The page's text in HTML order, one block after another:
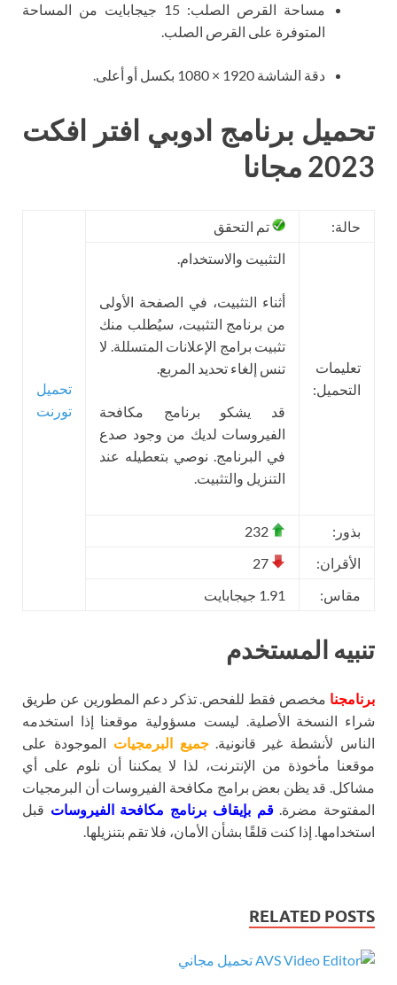
مساحة القرص الصلب: 15 جيجابايت من المساحة
المتوفرة على القرص الصلب.
دقة الشاشة 1920 × 1080 بكسل أو أعلى.
تحميل برنامج ادوبي افتر افكت
2023 مجانا
حالة: تم التحقق
تحميل
تورنت
تعليمات
التحميل:
التثبيت والاستخدام.
أثناء التثبيت، في الصفحة الأولى
من برنامج التثبيت، سيُطلب منك
تثبيت برامج الإعلانات المتسللة. لا
تنس إلغاء تحديد المربع.
قد يشكو برنامج مكافحة
الفيروسات لديك من وجود صدع
في البرنامج. نوصي بتعطيله عند
التنزيل والتثبيت.
بذور:
الأقران:
مقاس:
1.91 جيجابايت
تنبيه المستخدم
برنامجنا مخصص فقط للفحص. تذكر دعم المطورين عن طريق
شراء النسخة الأصلية. ليست مسؤولية موقعنا إذا استخدمه
الناس لأنشطة غير قانونية.جميع البرمجيات الموجودة على
موقعنا مأخوذة من الإنترنت، لذا لا يمكننا أن نلوم على أي
مشاكل. قد يظن بعض برامج مكافحة الفيروسات أن البرمجيات
المفتوحة مضرة.قم بإيقاف برنامج مكافحة الفيروسات قبل
استخدامها. إذا كنت قلقًا بشأن الأمان، فلا تقم بتنزيلها.
RELATED POSTS